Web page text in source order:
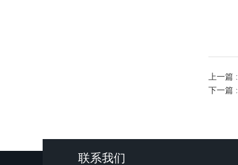
上一篇 :
下一篇 :
联系我们